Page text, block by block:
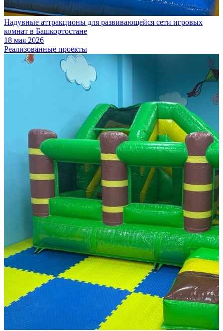
Надувные аттракционы для развивающейся сети игровых
комнат в Башкортостане
18 мая 2026
Реализованные проекты